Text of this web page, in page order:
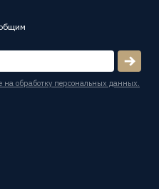
на обработку персональных данных.